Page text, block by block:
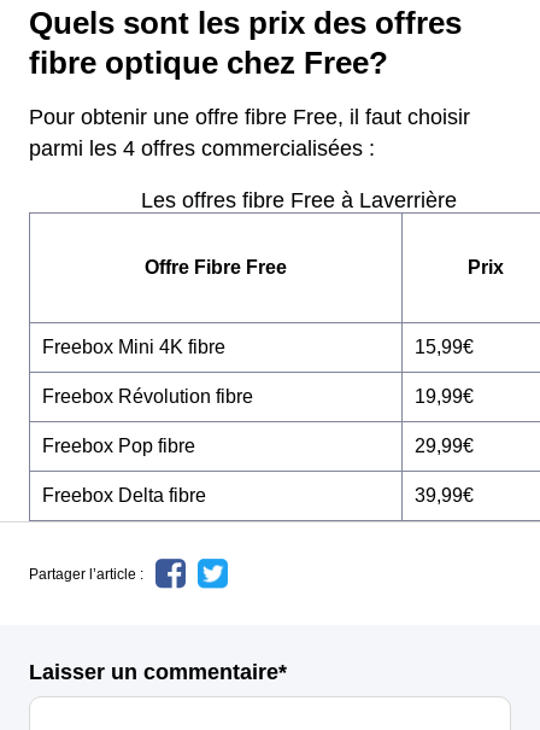
Quels sont les prix des offres
fibre optique chez Free?
Pour obtenir une offre fibre Free, il faut choisir
parmi les 4 offres commercialisées :
Les offres fibre Free à Laverrière
Offre Fibre Free Prix
Freebox Mini 4K fibre 15,99€
Freebox Révolution fibre 19,99€
Freebox Pop fibre 29,99€
Freebox Delta fibre 39,99€
Partager l’article :
Laisser un commentaire*